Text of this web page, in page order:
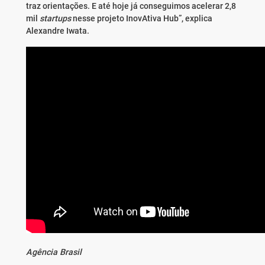
traz orientações. E até hoje já conseguimos acelerar 2,8
mil startupsnesse projeto InovAtiva Hub”, explica
Alexandre Iwata.
Agência Brasil